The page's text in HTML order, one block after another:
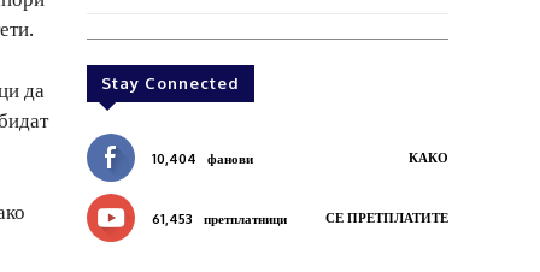
да
Stay Connected
10,404 фанови КАКО
61,453 претплатници СЕ ПРЕТПЛАТИТЕ